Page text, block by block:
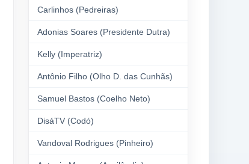
Carlinhos (Pedreiras)
Adonias Soares (Presidente Dutra)
Kelly (Imperatriz)
Antônio Filho (Olho D. das Cunhãs)
Samuel Bastos (Coelho Neto)
DisáTV (Codó)
Vandoval Rodrigues (Pinheiro)